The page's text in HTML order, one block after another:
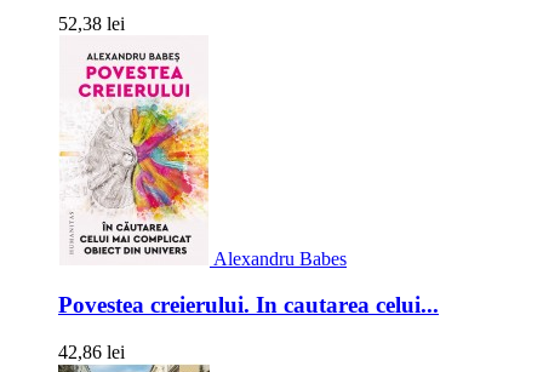
52,38 lei
Alexandru Babes
Povestea creierului. In cautarea celui...
42,86 lei